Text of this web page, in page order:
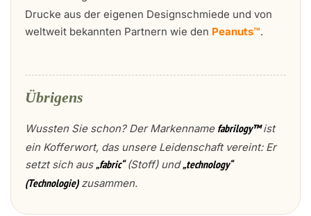
Drucke aus der eigenen Designschmiede und von
weltweit bekannten Partnern wie den Peanuts™.
Übrigens
Wussten Sie schon? Der Markenname fabrilogy™ist
ein Kofferwort, das unsere Leidenschaft vereint: Er
setzt sich aus„fabric“(Stoff) und„technology“
(Technologie)zusammen.